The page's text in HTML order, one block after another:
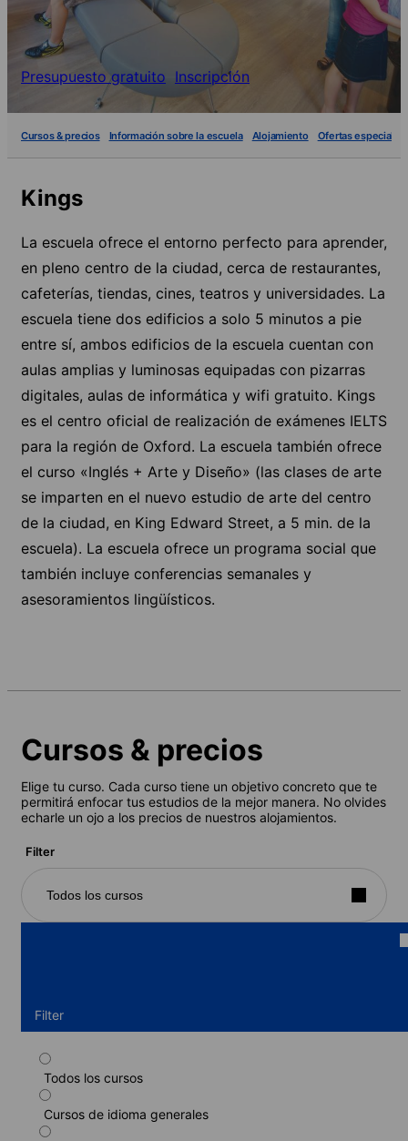
Presupuesto gratuito Inscripción
Cursos & precios Información sobre la escuela Alojamiento Ofertas especiales
Kings
La escuela ofrece el entorno perfecto para aprender,
en pleno centro de la ciudad, cerca de restaurantes,
cafeterías, tiendas, cines, teatros y universidades. La
escuela tiene dos edificios a solo 5 minutos a pie
entre sí, ambos edificios de la escuela cuentan con
aulas amplias y luminosas equipadas con pizarras
digitales, aulas de informática y wifi gratuito. Kings
es el centro oficial de realización de exámenes IELTS
para la región de Oxford. La escuela también ofrece
el curso «Inglés + Arte y Diseño» (las clases de arte
se imparten en el nuevo estudio de arte del centro
de la ciudad, en King Edward Street, a 5 min. de la
escuela). La escuela ofrece un programa social que
también incluye conferencias semanales y
asesoramientos lingüísticos.
Cursos & precios
Elige tu curso. Cada curso tiene un objetivo concreto que te
permitirá enfocar tus estudios de la mejor manera. No olvides
echarle un ojo a los precios de nuestros alojamientos.
Filter
Todos los cursos
Filter
Todos los cursos
Cursos de idioma generales
Curso estándar
Duración: 1 - 23 semanas
Niveles: Principiante a Avanzado (C1)